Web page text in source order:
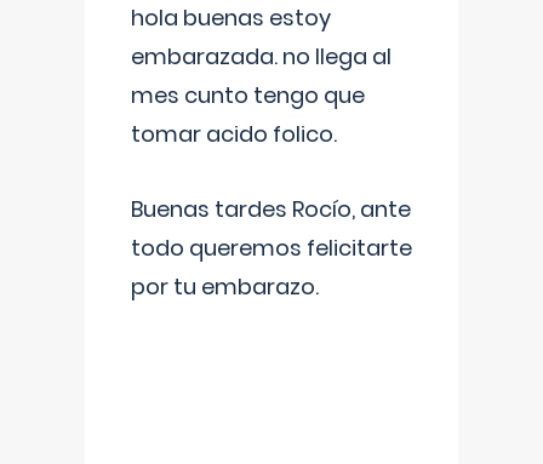
hola buenas estoy
embarazada. no llega al
mes cunto tengo que
tomar acido folico.
Buenas tardes Rocío, ante
todo queremos felicitarte
por tu embarazo.